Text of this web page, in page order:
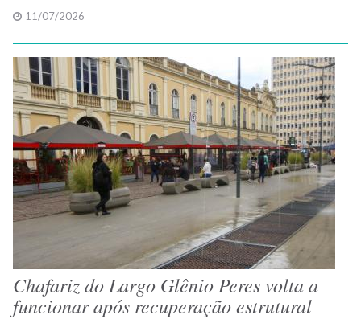
11/07/2026
Chafariz do Largo Glênio Peres volta a
funcionar após recuperação estrutural